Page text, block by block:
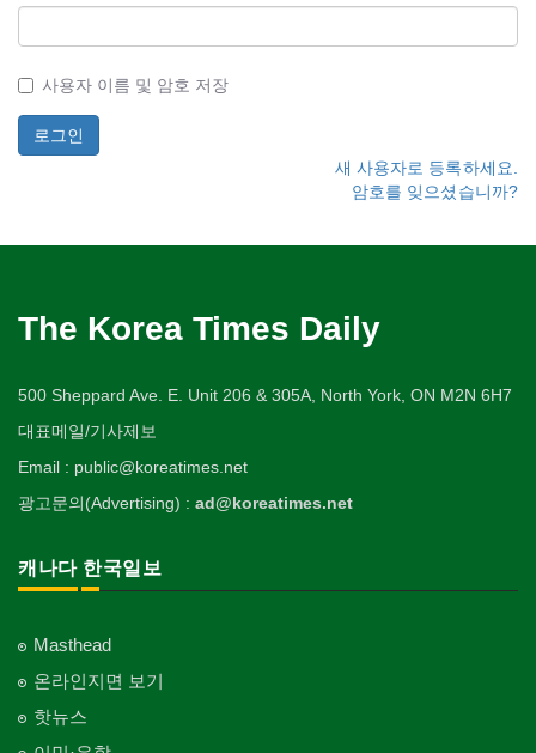
사용자 이름 및 암호 저장
새 사용자로 등록하세요.
암호를 잊으셨습니까?
The Korea Times Daily
500 Sheppard Ave. E. Unit 206 & 305A, North York, ON M2N 6H7
대표메일/기사제보
Email : public@koreatimes.net
광고문의(Advertising) : ad@koreatimes.net
캐나다 한국일보
Masthead
온라인지면 보기
핫뉴스